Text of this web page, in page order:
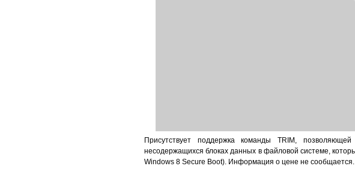
Присутствует поддержка команды TRIM,
несодержащихся блоках данных в файловой системе,
Windows 8 Secure Boot). Информация о цене не сообщается.